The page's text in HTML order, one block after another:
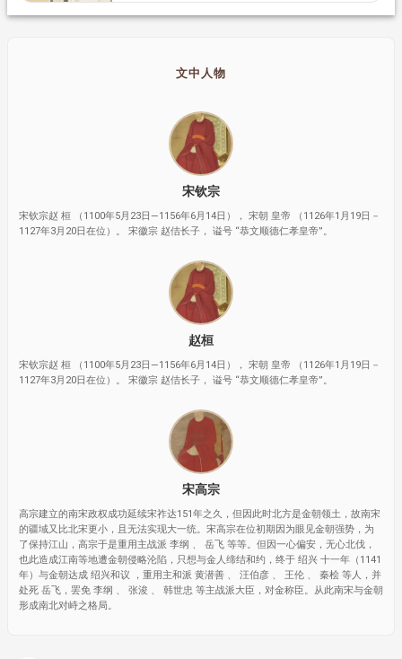
文中人物
宋钦宗
宋钦宗赵 桓 （1100年5月23日—1156年6月14日）， 宋朝 皇帝 （1126年1月19日－
1127年3月20日在位）。 宋徽宗 赵佶长子， 谥号 “恭文顺德仁孝皇帝”。
赵桓
宋钦宗赵 桓 （1100年5月23日—1156年6月14日）， 宋朝 皇帝 （1126年1月19日－
1127年3月20日在位）。 宋徽宗 赵佶长子， 谥号 “恭文顺德仁孝皇帝”。
宋高宗
高宗建立的南宋政权成功延续宋祚达151年之久，但因此时北方是金朝领土，故南宋
的疆域又比北宋更小，且无法实现大一统。宋高宗在位初期因为眼见金朝强势，为
了保持江山，高宗于是重用主战派 李纲 、 岳飞 等等。但因一心偏安，无心北伐，
也此造成江南等地遭金朝侵略沦陷，只想与金人缔结和约，终于 绍兴 十一年（1141
年）与金朝达成 绍兴和议 ，重用主和派 黄潜善 、 汪伯彦 、 王伦 、 秦桧 等人，并
处死 岳飞，罢免 李纲 、 张浚 、 韩世忠 等主战派大臣，对金称臣。从此南宋与金朝
形成南北对峙之格局。